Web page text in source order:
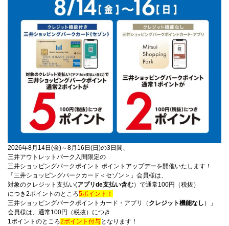
2026年8月14日(金)～8月16日(日)の3日間、
三井アウトレットパーク入間限定の
三井ショッピングパークポイント ポイントアップデーを開催いたします！
「三井ショッピングパークカード＜セゾン＞」会員様は、
対象のクレジット支払い(アプリde支払い含む）で通常100円（税抜）
につき2ポイントのところ5ポイント！
三井ショッピングパークポイントカード・アプリ（ クレジット機能なし ）」
会員様は、通常100円（税抜）につき
1ポイントのところ2ポイント付与となります！